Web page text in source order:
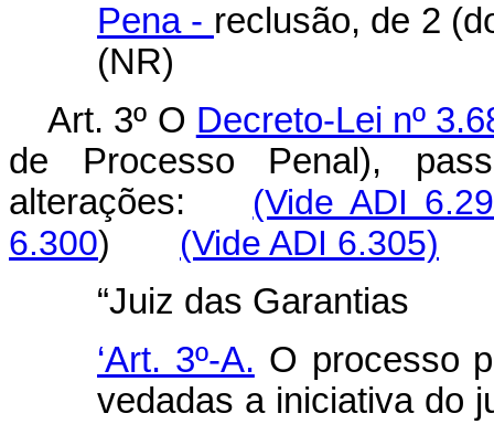
Pena - reclusão, de 2
(NR)
Art. 3º O Decreto-Lei nº
de Processo Penal),
alterações:
(Vide ADI
6.300) (Vide ADI 6.305)
“Juiz das Garantias
‘Art. 3º-A. O processo
vedadas a iniciativa do